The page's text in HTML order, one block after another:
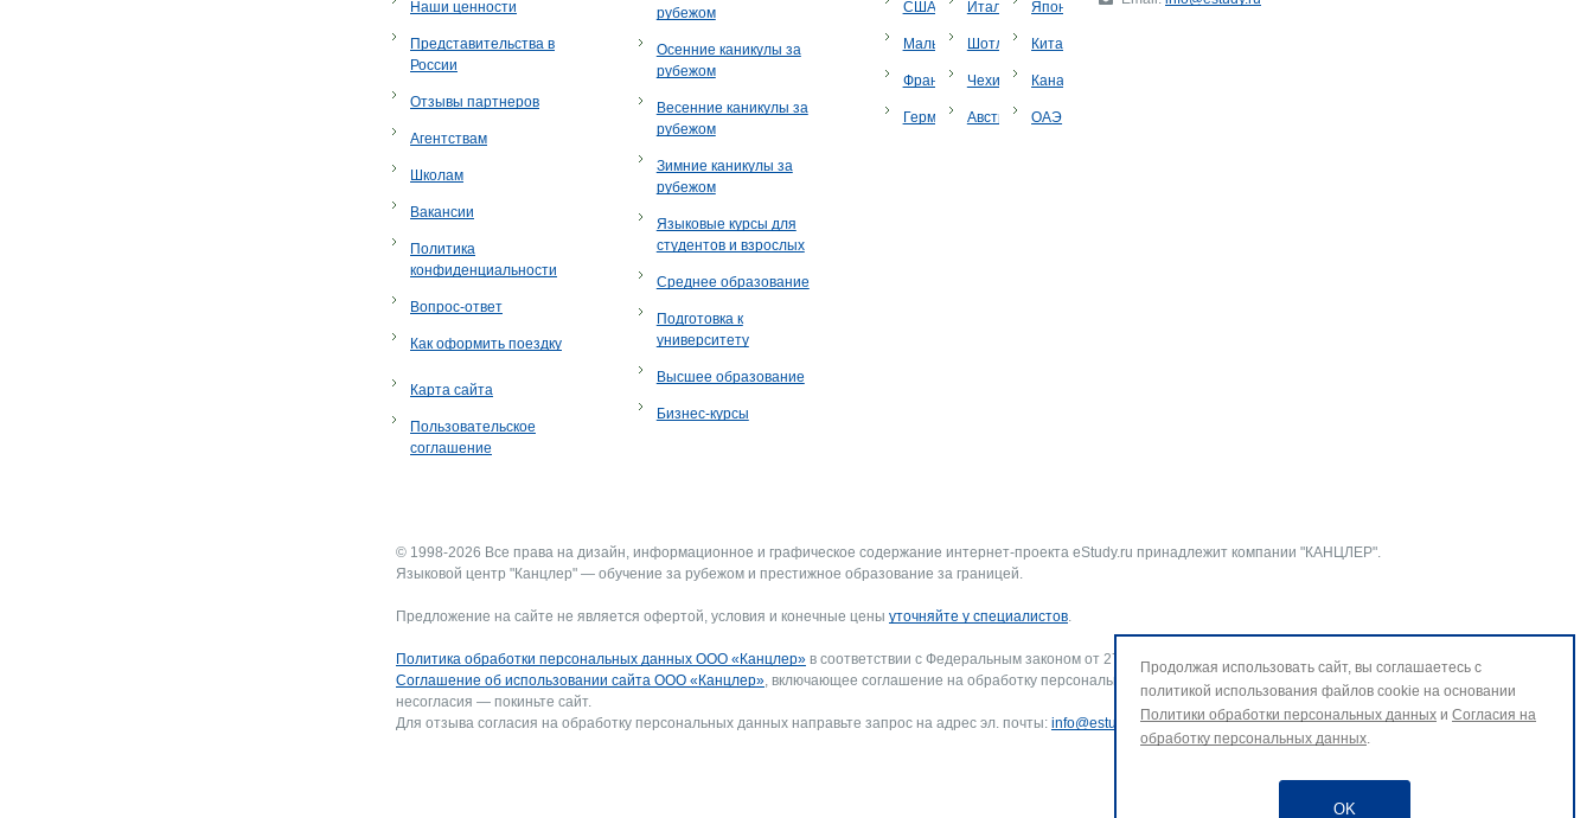
Наши ценности
Представительства в
России
Отзывы партнеров
Агентствам
Школам
Вакансии
Политика
конфиденциальности
Вопрос-ответ
Как оформить поездку
Карта сайта
Пользовательское
соглашение
рубежом
Осенние каникулы за
рубежом
Весенние каникулы за
рубежом
Зимние каникулы за
рубежом
Языковые курсы для
студентов и взрослых
Среднее образование
Подготовка к
университету
Высшее образование
Бизнес-курсы
США
Мальта
Франция
Германия
Италия
Шотландия
Чехия
Австрия
Япония
Китай
Канада
ОАЭ
© 1998-2026 Все права на дизайн, информационное и графическое содержание интернет-проекта eStudy.ru принадлежит компании "КАНЦЛЕР".
Языковой центр "Канцлер" — обучение за рубежом и престижное образование за границей.
Предложение на сайте не является офертой, условия и конечные цены уточняйте у специалистов.
Политика обработки персональных данных ООО «Канцлер» в соответствии с Федеральным законом от 27.07.2006 г. № 152-ФЗ «О персональных данных».
Соглашение об использовании сайта ООО «Канцлер», включающее соглашение на обработку персональных данных и использование файлов cookie. В случае
несогласия — покиньте сайт.
Для отзыва согласия на обработку персональных данных направьте запрос на адрес эл. почты: info@estudy.ru.
Продолжая использовать сайт, вы соглашаетесь с
политикой использования файлов cookie на основании
Политики обработки персональных данных и Согласия на
обработку персональных данных.
OK